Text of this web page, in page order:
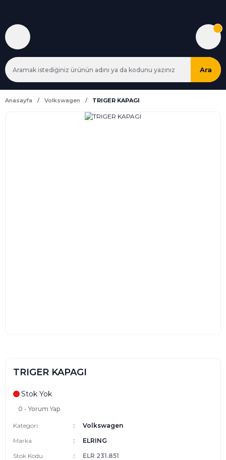
Ara
Anasayfa Volkswagen TRIGER KAPAGI
TRIGER KAPAGI
Stok Yok
0 - Yorum Yap
Kategori
Volkswagen
Marka
ELRING
Stok Kodu
ELR 231.851